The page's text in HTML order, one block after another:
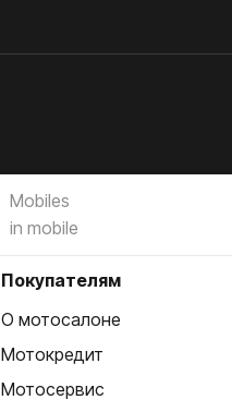
Mobiles
in mobile
Покупателям
О мотосалоне
Мотокредит
Мотосервис